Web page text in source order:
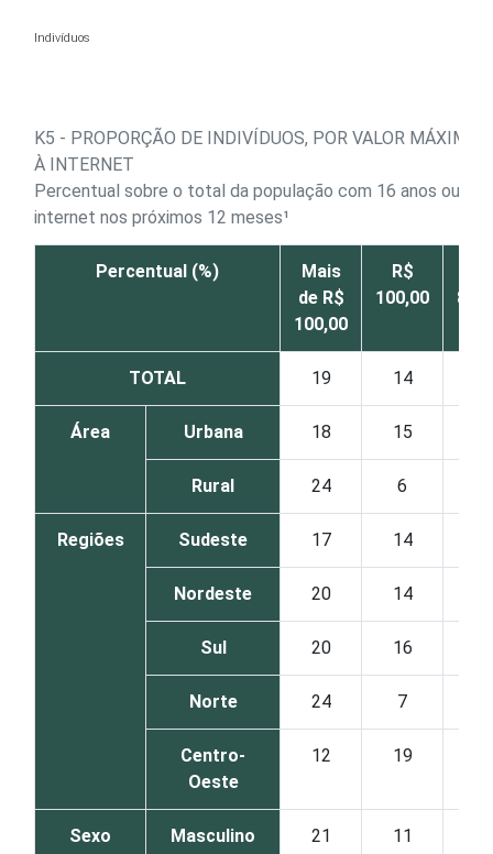
Indivíduos
K5 - PROPORÇÃO DE INDIVÍDUOS, POR VALOR MÁXIMO
À INTERNET
Percentual sobre o total da população com 16 anos ou
internet nos próximos 12 meses¹
Percentual (%)
Mais
de R$
100,00
R$
100,00
TOTAL 19 14
Área Urbana 18 15
Rural 24 6
Regiões Sudeste 17 14
Nordeste 20 14
Sul 20 16
Norte 24 7
Centro-
Oeste
12 19
Sexo Masculino 21 11